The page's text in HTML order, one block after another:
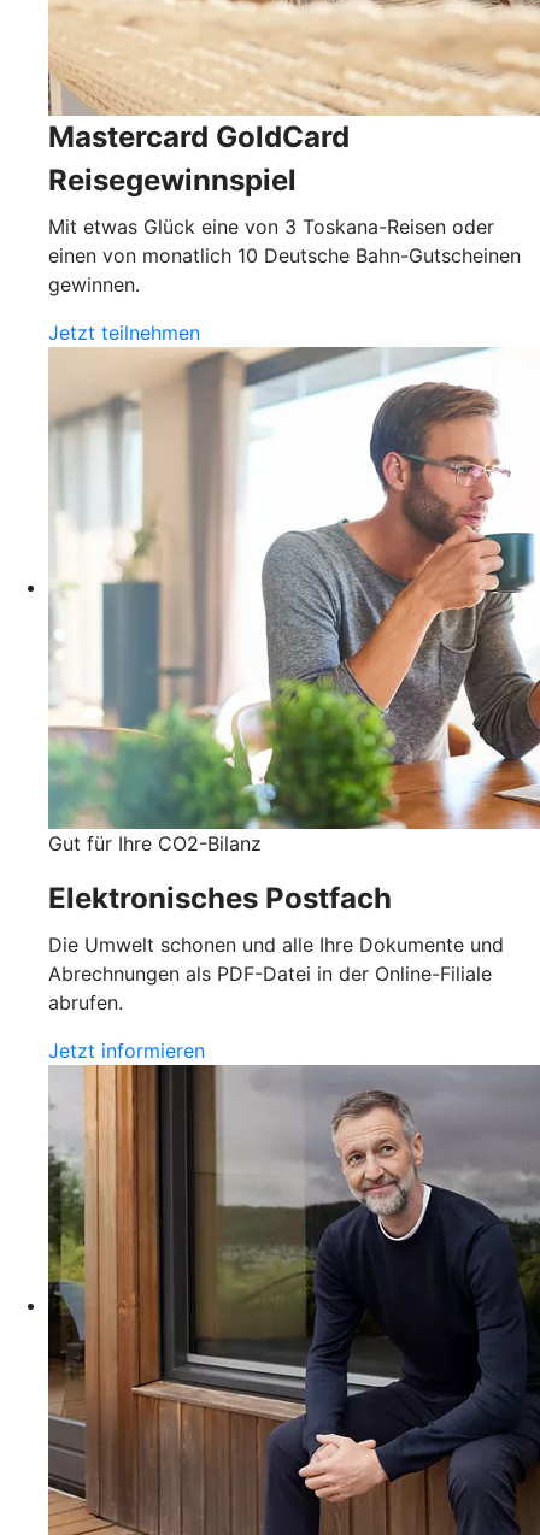
Mastercard GoldCard
Reisegewinnspiel
Mit etwas Glück eine von 3 Toskana-Reisen oder
einen von monatlich 10 Deutsche Bahn-Gutscheinen
gewinnen.
Jetzt teilnehmen
Gut für Ihre CO2-Bilanz
Elektronisches Postfach
Die Umwelt schonen und alle Ihre Dokumente und
Abrechnungen als PDF-Datei in der Online-Filiale
abrufen.
Jetzt informieren